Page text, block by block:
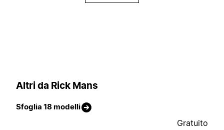
Altri da Rick Mans
Sfoglia 18 modelli
Gratuito